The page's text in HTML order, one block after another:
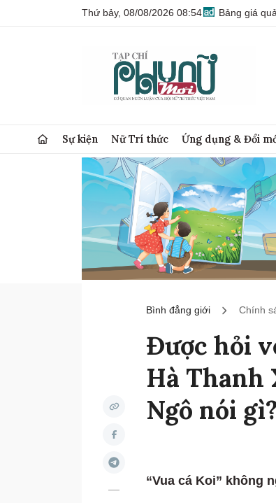
Thứ bảy, 08/08/2026 08:54 Bảng giá
Sự kiện Nữ Trí thức Ứng dụng & Đổi
Bình đẳng giới Chính
Được hỏi
Hà Thanh
Ngô nói
“Vua cá Koi” không